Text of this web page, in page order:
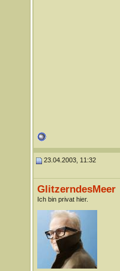
23.04.2003, 11:32
GlitzerndesMeer
Ich bin privat hier.